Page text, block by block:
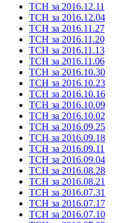
ТСН за 2016.12.11
ТСН за 2016.12.04
ТСН за 2016.11.27
ТСН за 2016.11.20
ТСН за 2016.11.13
ТСН за 2016.11.06
ТСН за 2016.10.30
ТСН за 2016.10.23
ТСН за 2016.10.16
ТСН за 2016.10.09
ТСН за 2016.10.02
ТСН за 2016.09.25
ТСН за 2016.09.18
ТСН за 2016.09.11
ТСН за 2016.09.04
ТСН за 2016.08.28
ТСН за 2016.08.21
ТСН за 2016.07.31
ТСН за 2016.07.17
ТСН за 2016.07.10